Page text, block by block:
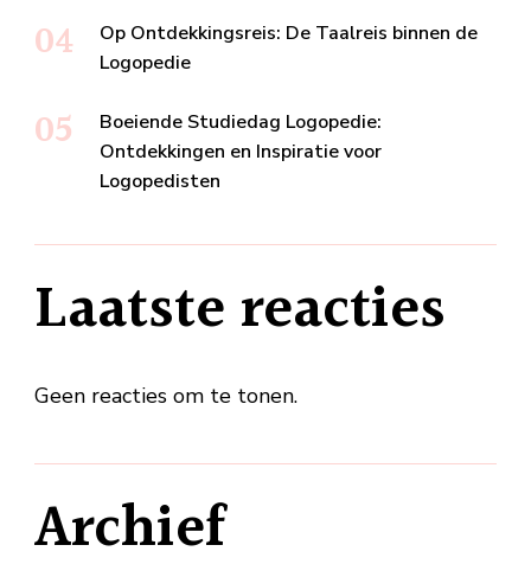
Op Ontdekkingsreis: De Taalreis binnen de
Logopedie
Boeiende Studiedag Logopedie:
Ontdekkingen en Inspiratie voor
Logopedisten
Laatste reacties
Geen reacties om te tonen.
Archief